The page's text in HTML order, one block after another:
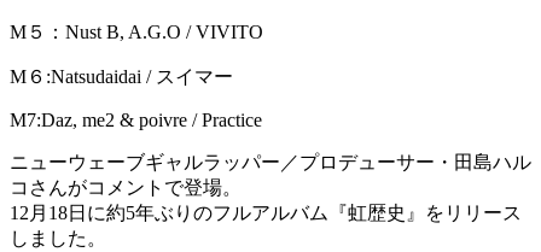
M５：Nust B, A.G.O / VIVITO
M６:Natsudaidai / スイマー
M7:Daz, me2 & poivre / Practice
ニューウェーブギャルラッパー／プロデューサー・田島ハル
コさんがコメントで登場。
12月18日に約5年ぶりのフルアルバム『虹歴史』をリリース
しました。